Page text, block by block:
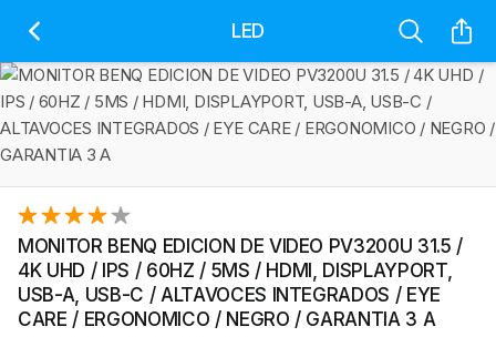
LED
MONITOR BENQ EDICION DE VIDEO PV3200U 31.5 /
4K UHD / IPS / 60HZ / 5MS / HDMI, DISPLAYPORT,
USB-A, USB-C / ALTAVOCES INTEGRADOS / EYE
CARE / ERGONOMICO / NEGRO / GARANTIA 3 A